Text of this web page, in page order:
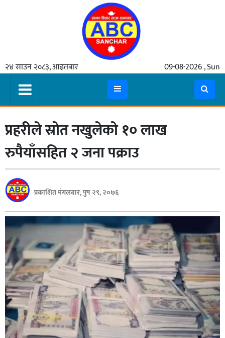
२४ साउन २०८३, आइतबार 09-08-2026 , Sun
समाचार
मुख्य
समाचार
कुटनीती
अर्थ
रसरङ्ग
यौन/
स्वास्थ्य
भिडियो
बिशेष
भिडियो
पत्रपत्रिका
खेलकुद
बिश्व
प्रहरीले स्रोत नखुलेको १० लाख
रुपैयाँसहित २ जना पक्राउ
प्रकाशित मंगलबार, पुष २९, २०७६